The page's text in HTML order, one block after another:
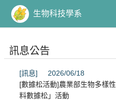
主
要
容
生物科技學系
訊息公告
[訊息]
2026/06/18
[數據松活動]農業部生物多樣
料數據松」活動